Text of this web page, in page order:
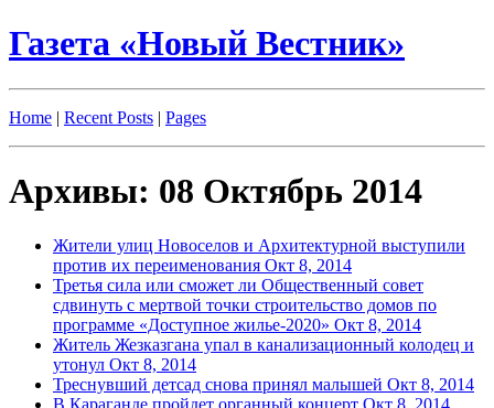
Газета «Новый Вестник»
Home | Recent Posts | Pages
Архивы: 08 Октябрь 2014
Жители улиц Новоселов и Архитектурной выступили
против их переименования Окт 8, 2014
Третья сила или сможет ли Общественный совет
сдвинуть с мертвой точки строительство домов по
программе «Доступное жилье-2020» Окт 8, 2014
Житель Жезказгана упал в канализационный колодец и
утонул Окт 8, 2014
Треснувший детсад снова принял малышей Окт 8, 2014
В Караганде пройдет органный концерт Окт 8, 2014